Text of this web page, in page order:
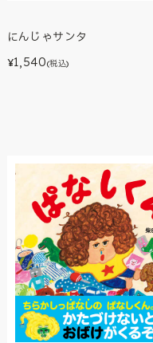
にんじゃサンタ
¥1,540(税込)